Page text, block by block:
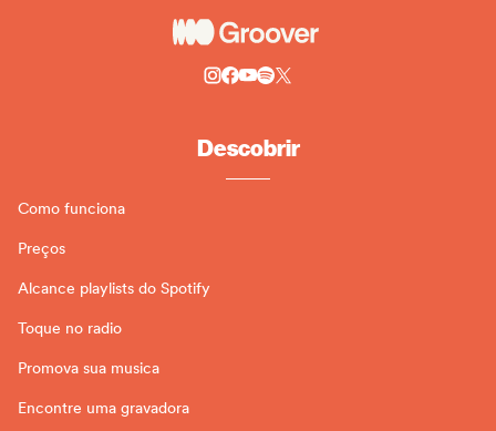
Descobrir
Como funciona
Preços
Alcance playlists do Spotify
Toque no radio
Promova sua musica
Encontre uma gravadora